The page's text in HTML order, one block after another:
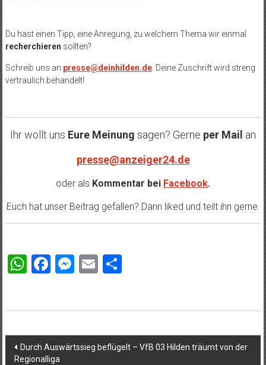
Du hast einen Tipp, eine Anregung, zu welchem Thema wir einmal
recherchieren sollten?
Schreib uns an presse@deinhilden.de. Deine Zuschrift wird streng
vertraulich behandelt!
Ihr wollt uns Eure Meinung sagen? Gerne per Mail an
presse@anzeiger24.de
oder als Kommentar bei Facebook.
Euch hat unser Beitrag gefallen? Dann liked und teilt ihn gerne.
WhatsApp
Facebook
Messenger
Email
Beitragsnavigation
Durch Auswärtssieg beflügelt – VfB 03 Hilden träumt von der
Regionalliga